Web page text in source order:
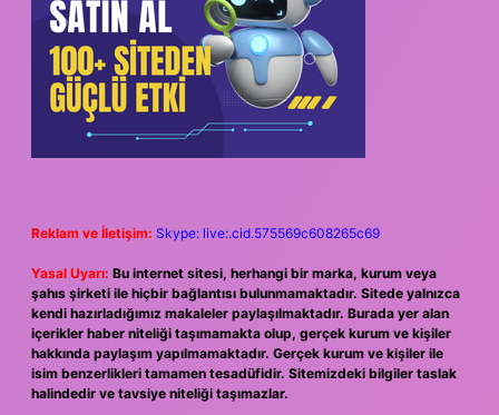
Reklam ve İletişim: Skype: live:.cid.575569c608265c69
Yasal Uyarı: Bu internet sitesi, herhangi bir marka, kurum veya
şahıs şirketi ile hiçbir bağlantısı bulunmamaktadır. Sitede yalnızca
kendi hazırladığımız makaleler paylaşılmaktadır. Burada yer alan
içerikler haber niteliği taşımamakta olup, gerçek kurum ve kişiler
hakkında paylaşım yapılmamaktadır. Gerçek kurum ve kişiler ile
isim benzerlikleri tamamen tesadüfidir. Sitemizdeki bilgiler taslak
halindedir ve tavsiye niteliği taşımazlar.